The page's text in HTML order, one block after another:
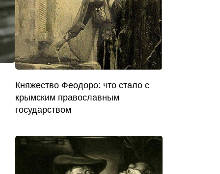
Княжество Феодоро: что стало с
крымским православным
государством